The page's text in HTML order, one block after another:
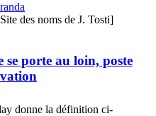
des noms de J. Tosti]
se porte au loin, poste
donne la définition ci-